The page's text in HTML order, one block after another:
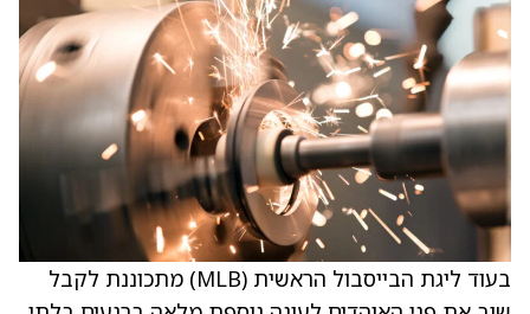
בעוד ליגת הבייסבול הראשית (MLB) מתכוננת לקבל